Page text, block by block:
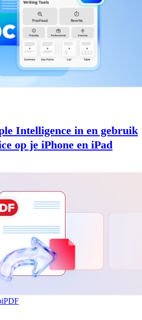
Intelligence in en gebruik
op je iPhone en iPad